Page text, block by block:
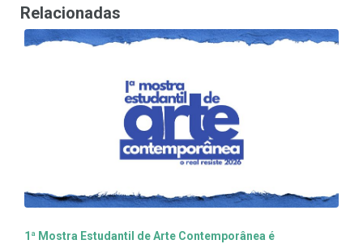
Relacionadas
1ª Mostra Estudantil de Arte Contemporânea é